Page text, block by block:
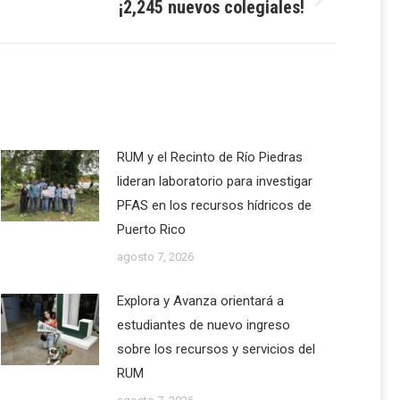
¡2,245 nuevos colegiales!
RUM y el Recinto de Río Piedras
lideran laboratorio para investigar
PFAS en los recursos hídricos de
Puerto Rico
agosto 7, 2026
Explora y Avanza orientará a
estudiantes de nuevo ingreso
sobre los recursos y servicios del
RUM